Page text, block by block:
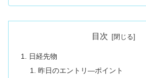
目次
日経先物
昨日のエントリ―ポイント